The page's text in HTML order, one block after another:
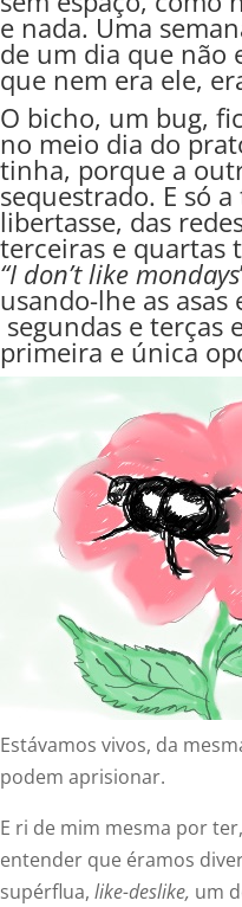
e nada. Uma
de um dia que não
que nem era ele,
O bicho, um bug,
no meio dia do
tinha, porque a
sequestrado. E só
libertasse, das
terceiras e quartas
“I don’t like mondays
usando-lhe as asas
segundas e terças
primeira e única
Estávamos vivos, da
podem aprisionar.
E ri de mim mesma por
entender que éramos
supérflua, like-deslike, um